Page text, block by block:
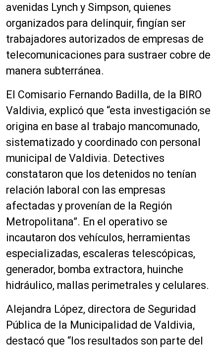
avenidas Lynch y Simpson, quienes
organizados para delinquir, fingían ser
trabajadores autorizados de empresas de
telecomunicaciones para sustraer cobre de
manera subterránea.
El Comisario Fernando Badilla, de la BIRO
Valdivia, explicó que “esta investigación se
origina en base al trabajo mancomunado,
sistematizado y coordinado con personal
municipal de Valdivia. Detectives
constataron que los detenidos no tenían
relación laboral con las empresas
afectadas y provenían de la Región
Metropolitana”. En el operativo se
incautaron dos vehículos, herramientas
especializadas, escaleras telescópicas,
generador, bomba extractora, huinche
hidráulico, mallas perimetrales y celulares.
Alejandra López, directora de Seguridad
Pública de la Municipalidad de Valdivia,
destacó que “los resultados son parte del